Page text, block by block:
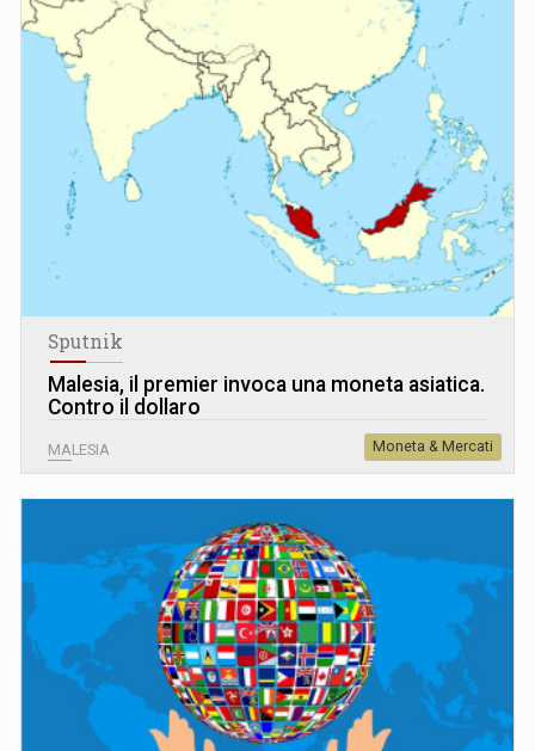
Sputnik
Malesia, il premier invoca una moneta asiatica.
Contro il dollaro
MALESIA Moneta & Mercati